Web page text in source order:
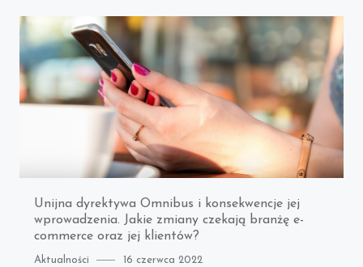
Unijna dyrektywa Omnibus i konsekwencje jej
wprowadzenia. Jakie zmiany czekają branżę e-
commerce oraz jej klientów?
Category
Aktualności
Posted
16 czerwca 2022